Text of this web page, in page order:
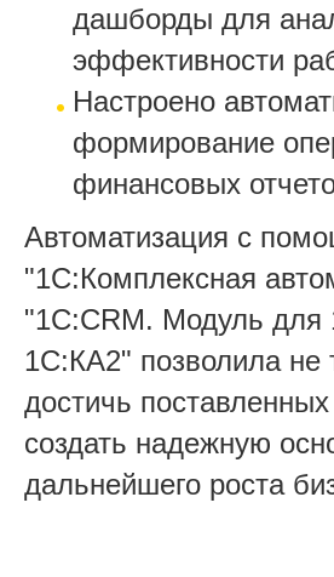
дашборды для
эффективности
Настроено
формирование
финансовых
Автоматизация с
"1С:Комплексная
"1С:CRM. Модуль для
1С:КА2" позволила не
достичь
создать надежную
дальнейшего роста